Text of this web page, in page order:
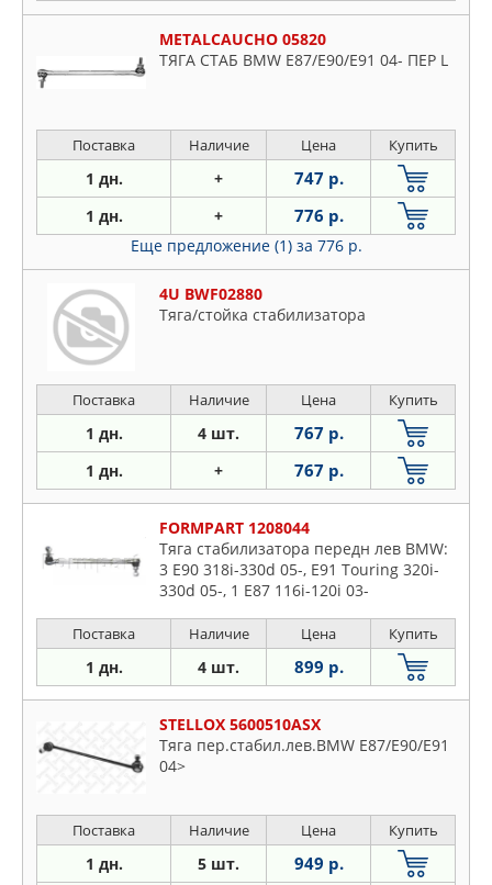
METALCAUCHO 05820
ТЯГА СТАБ BMW E87/E90/E91 04- ПЕР L
Поставка Наличие Цена Купить
1 дн. + 747 р.
1 дн. + 776 р.
Еще предложение (1) за 776 р.
4U BWF02880
Тяга/стойка стабилизатора
Поставка Наличие Цена Купить
1 дн. 4 шт. 767 р.
1 дн. + 767 р.
FORMPART 1208044
Тяга стабилизатора передн лев BMW:
3 E90 318i-330d 05-, E91 Touring 320i-
330d 05-, 1 E87 116i-120i 03-
Поставка Наличие Цена Купить
1 дн. 4 шт. 899 р.
STELLOX 5600510ASX
Тяга пер.стабил.лев.BMW E87/E90/E91
04>
Поставка Наличие Цена Купить
1 дн. 5 шт. 949 р.